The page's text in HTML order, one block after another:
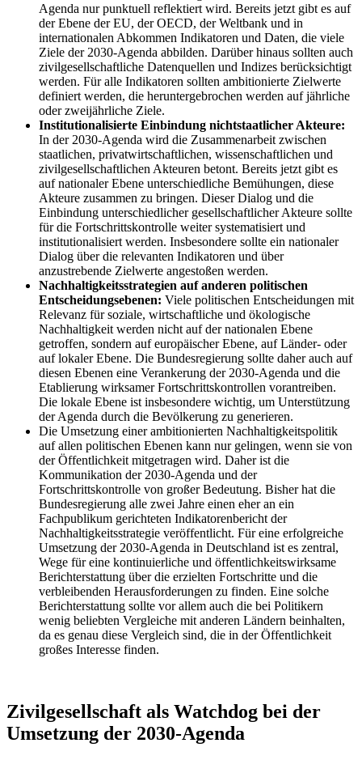
Agenda nur punktuell reflektiert wird. Bereits jetzt gibt es auf
der Ebene der EU, der OECD, der Weltbank und in
internationalen Abkommen Indikatoren und Daten, die viele
Ziele der 2030-Agenda abbilden. Darüber hinaus sollten auch
zivilgesellschaftliche Datenquellen und Indizes berücksichtigt
werden. Für alle Indikatoren sollten ambitionierte Zielwerte
definiert werden, die heruntergebrochen werden auf jährliche
oder zweijährliche Ziele.
Institutionalisierte Einbindung nichtstaatlicher Akteure:
In der 2030-Agenda wird die Zusammenarbeit zwischen
staatlichen, privatwirtschaftlichen, wissenschaftlichen und
zivilgesellschaftlichen Akteuren betont. Bereits jetzt gibt es
auf nationaler Ebene unterschiedliche Bemühungen, diese
Akteure zusammen zu bringen. Dieser Dialog und die
Einbindung unterschiedlicher gesellschaftlicher Akteure sollte
für die Fortschrittskontrolle weiter systematisiert und
institutionalisiert werden. Insbesondere sollte ein nationaler
Dialog über die relevanten Indikatoren und über
anzustrebende Zielwerte angestoßen werden.
Nachhaltigkeitsstrategien auf anderen politischen
Entscheidungsebenen: Viele politischen Entscheidungen mit
Relevanz für soziale, wirtschaftliche und ökologische
Nachhaltigkeit werden nicht auf der nationalen Ebene
getroffen, sondern auf europäischer Ebene, auf Länder- oder
auf lokaler Ebene. Die Bundesregierung sollte daher auch auf
diesen Ebenen eine Verankerung der 2030-Agenda und die
Etablierung wirksamer Fortschrittskontrollen vorantreiben.
Die lokale Ebene ist insbesondere wichtig, um Unterstützung
der Agenda durch die Bevölkerung zu generieren.
Die Umsetzung einer ambitionierten Nachhaltigkeitspolitik
auf allen politischen Ebenen kann nur gelingen, wenn sie von
der Öffentlichkeit mitgetragen wird. Daher ist die
Kommunikation der 2030-Agenda und der
Fortschrittskontrolle von großer Bedeutung. Bisher hat die
Bundesregierung alle zwei Jahre einen eher an ein
Fachpublikum gerichteten Indikatorenbericht der
Nachhaltigkeitsstrategie veröffentlicht. Für eine erfolgreiche
Umsetzung der 2030-Agenda in Deutschland ist es zentral,
Wege für eine kontinuierliche und öffentlichkeitswirksame
Berichterstattung über die erzielten Fortschritte und die
verbleibenden Herausforderungen zu finden. Eine solche
Berichterstattung sollte vor allem auch die bei Politikern
wenig beliebten Vergleiche mit anderen Ländern beinhalten,
da es genau diese Vergleich sind, die in der Öffentlichkeit
großes Interesse finden.
Zivilgesellschaft als Watchdog bei der
Umsetzung der 2030-Agenda